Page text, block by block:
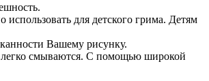
для детского грима. Детям
Вашему рисунку.
легко смываются. С помощью широкой